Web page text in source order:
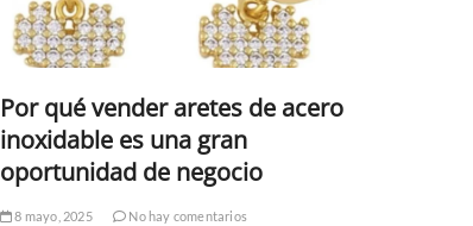
Por qué vender aretes de acero
inoxidable es una gran
oportunidad de negocio
8 mayo, 2025 No hay comentarios